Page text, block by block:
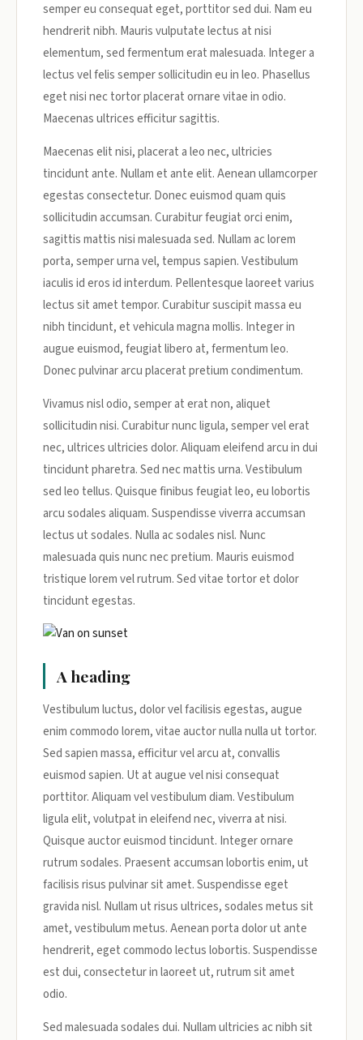
semper eu consequat eget, porttitor sed dui. Nam eu
hendrerit nibh. Mauris vulputate lectus at nisi
elementum, sed fermentum erat malesuada. Integer a
lectus vel felis semper sollicitudin eu in leo. Phasellus
eget nisi nec tortor placerat ornare vitae in odio.
Maecenas ultrices efficitur sagittis.
Maecenas elit nisi, placerat a leo nec, ultricies
tincidunt ante. Nullam et ante elit. Aenean ullamcorper
egestas consectetur. Donec euismod quam quis
sollicitudin accumsan. Curabitur feugiat orci enim,
sagittis mattis nisi malesuada sed. Nullam ac lorem
porta, semper urna vel, tempus sapien. Vestibulum
iaculis id eros id interdum. Pellentesque laoreet varius
lectus sit amet tempor. Curabitur suscipit massa eu
nibh tincidunt, et vehicula magna mollis. Integer in
augue euismod, feugiat libero at, fermentum leo.
Donec pulvinar arcu placerat pretium condimentum.
Vivamus nisl odio, semper at erat non, aliquet
sollicitudin nisi. Curabitur nunc ligula, semper vel erat
nec, ultrices ultricies dolor. Aliquam eleifend arcu in dui
tincidunt pharetra. Sed nec mattis urna. Vestibulum
sed leo tellus. Quisque finibus feugiat leo, eu lobortis
arcu sodales aliquam. Suspendisse viverra accumsan
lectus ut sodales. Nulla ac sodales nisl. Nunc
malesuada quis nunc nec pretium. Mauris euismod
tristique lorem vel rutrum. Sed vitae tortor et dolor
tincidunt egestas.
A heading
Vestibulum luctus, dolor vel facilisis egestas, augue
enim commodo lorem, vitae auctor nulla nulla ut tortor.
Sed sapien massa, efficitur vel arcu at, convallis
euismod sapien. Ut at augue vel nisi consequat
porttitor. Aliquam vel vestibulum diam. Vestibulum
ligula elit, volutpat in eleifend nec, viverra at nisi.
Quisque auctor euismod tincidunt. Integer ornare
rutrum sodales. Praesent accumsan lobortis enim, ut
facilisis risus pulvinar sit amet. Suspendisse eget
gravida nisl. Nullam ut risus ultrices, sodales metus sit
amet, vestibulum metus. Aenean porta dolor ut ante
hendrerit, eget commodo lectus lobortis. Suspendisse
est dui, consectetur in laoreet ut, rutrum sit amet
odio.
Sed malesuada sodales dui. Nullam ultricies ac nibh sit